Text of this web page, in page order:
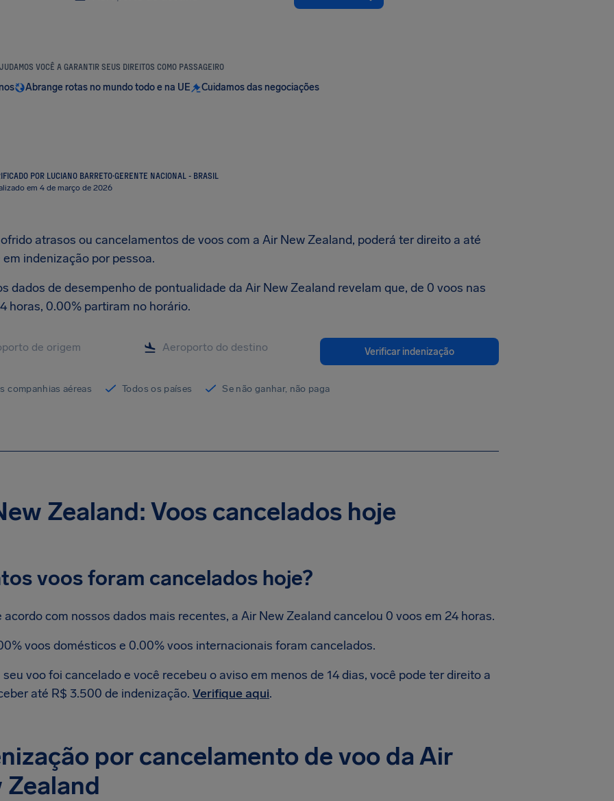
VOCÊ A GARANTIR SEUS DIREITOS COMO PASSAGEIRO
Abrange rotas no mundo todo e na UE Cuidamos das negociações
POR LUCIANO BARRETO·GERENTE NACIONAL - BRASIL
em 4 de março de 2026
atrasos ou cancelamentos de voos com a Air New Zealand, poderá ter direito a até
em indenização por pessoa.
dados de desempenho de pontualidade da Air New Zealand revelam que, de 0 voos nas
horas, 0.00% partiram no horário.
Verificar indenização
companhias aéreas Todos os países Se não ganhar, não paga
Zealand: Voos cancelados hoje
voos foram cancelados hoje?
acordo com nossos dados mais recentes, a Air New Zealand cancelou 0 voos em 24 horas.
voos domésticos e 0.00% voos internacionais foram cancelados.
seu voo foi cancelado e você recebeu o aviso em menos de 14 dias, você pode ter direito a
até R$ 3.500 de indenização. Verifique aqui.
por cancelamento de voo da Air
Zealand